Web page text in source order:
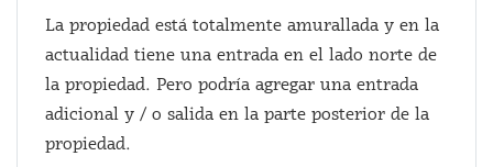
La propiedad está totalmente amurallada y en la
actualidad tiene una entrada en el lado norte de
la propiedad. Pero podría agregar una entrada
adicional y / o salida en la parte posterior de la
propiedad.